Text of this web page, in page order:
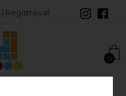
| Registrovať
0